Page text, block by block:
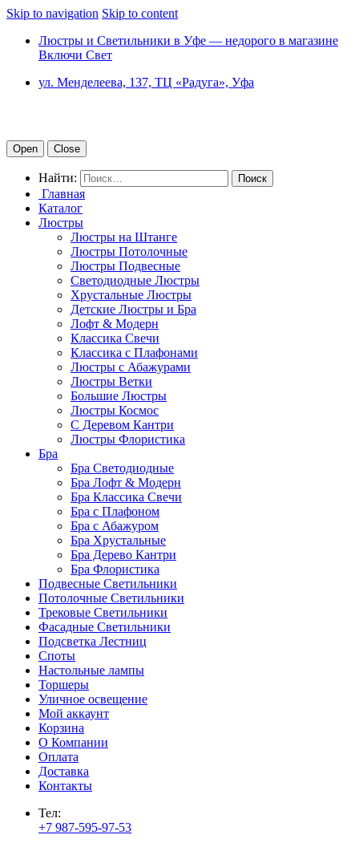
Skip to navigation Skip to content
Люстры и Светильники в Уфе — недорого в магазине
Включи Свет
ул. Менделеева, 137, ТЦ «Радуга», Уфа
Open Close
Найти:
Главная
Каталог
Люстры
Люстры на Штанге
Люстры Потолочные
Люстры Подвесные
Светодиодные Люстры
Хрустальные Люстры
Детские Люстры и Бра
Лофт & Модерн
Классика Свечи
Классика с Плафонами
Люстры с Абажурами
Люстры Ветки
Большие Люстры
Люстры Космос
С Деревом Кантри
Люстры Флористика
Бра
Бра Светодиодные
Бра Лофт & Модерн
Бра Классика Свечи
Бра с Плафоном
Бра с Абажуром
Бра Хрустальные
Бра Дерево Кантри
Бра Флористика
Подвесные Светильники
Потолочные Светильники
Трековые Светильники
Фасадные Светильники
Подсветка Лестниц
Споты
Настольные лампы
Торшеры
Уличное освещение
Мой аккаунт
Корзина
О Компании
Оплата
Доставка
Контакты
Тел:
+7 987-595-97-53